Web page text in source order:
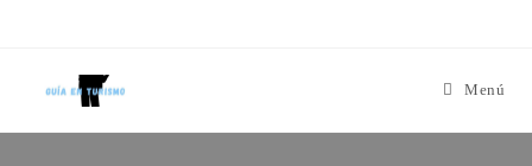
Menú